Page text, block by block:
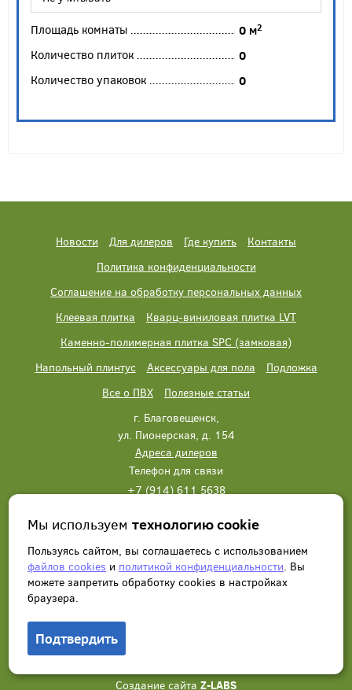
Площадь комнаты 0 м2
Количество плиток
0
Количество упаковок
0
Новости Для дилеров Где купить
Контакты
Политика конфиденциальности
Соглашение на обработку персональных данных
Клеевая плитка
Кварц-виниловая плитка LVT
Каменно-полимерная плитка SPC (замковая)
Напольный плинтус
Аксессуары для пола
Подложка
Все о ПВХ
Полезные статьи
г. Благовещенск,
ул. Пионерская, д. 154
Адреса дилеров
Телефон для связи
+7 (914) 611 5638
Написать нам Заказать звонок
Создание сайта Z-LABS
Мы используемтехнологию cookie
Пользуясь сайтом, вы соглашаетесь с использованием
файлов cookies и политикой конфиденциальности. Вы
можете запретить обработку сookies в настройках
браузера.
Подтвердить